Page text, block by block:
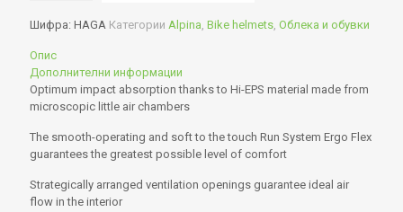
Шифра: HAGA Категории Alpina, Bike helmets, Облека и обувки
Опис
Дополнителни информации
Optimum impact absorption thanks to Hi-EPS material made from
microscopic little air chambers
The smooth-operating and soft to the touch Run System Ergo Flex
guarantees the greatest possible level of comfort
Strategically arranged ventilation openings guarantee ideal air
flow in the interior